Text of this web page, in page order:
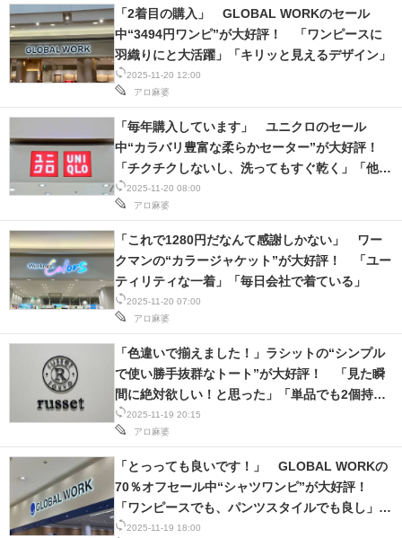
2025-11-20 12:00
アロ麻婆
「2着目の購入」 GLOBAL WORKのセール
中“3494円ワンピ”が大好評！ 「ワンピースに
羽織りにと大活躍」「キリッと見えるデザイン」
2025-11-20 08:00
アロ麻婆
「毎年購入しています」 ユニクロのセール
中“カラバリ豊富な柔らかセーター”が大好評！
「チクチクしないし、洗ってもすぐ乾く」「他の
色も着たくなりました」
2025-11-20 07:00
アロ麻婆
「これで1280円だなんて感謝しかない」 ワー
クマンの“カラージャケット”が大好評！ 「ユー
ティリティな一着」「毎日会社で着ている」
2025-11-19 20:15
アロ麻婆
「色違いで揃えました！」ラシットの“シンプル
で使い勝手抜群なトート”が大好評！ 「見た瞬
間に絶対欲しい！と思った」「単品でも2個持ち
でもいい感じ」
2025-11-19 18:00
「とっっても良いです！」 GLOBAL WORKの
70％オフセール中“シャツワンピ”が大好評！
「ワンピースでも、パンツスタイルでも良し」
「きれいめな感じが凄く気に入りました」